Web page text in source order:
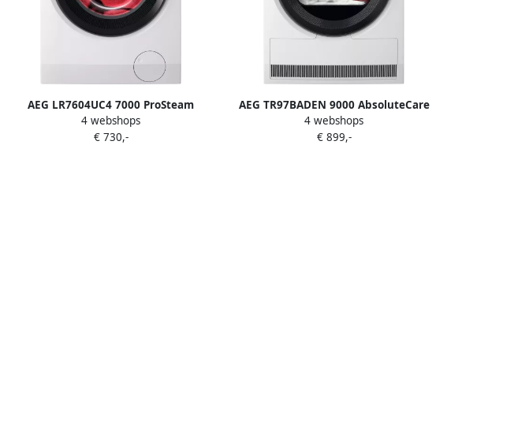
AEG LR7604UC4 7000 ProSteam
UniversalDose Wasmachine 40%
zuiniger dan vereist voor A 1400
4 webshops
€ 730,-
AEG TR97BADEN 9000 AbsoluteCare
Plus 8 kg 63 db 550 W 850x596x657
mm 50.4 kg Wit
4 webshops
€ 899,-